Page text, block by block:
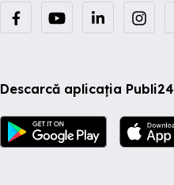
Descarcă aplicația Publi24